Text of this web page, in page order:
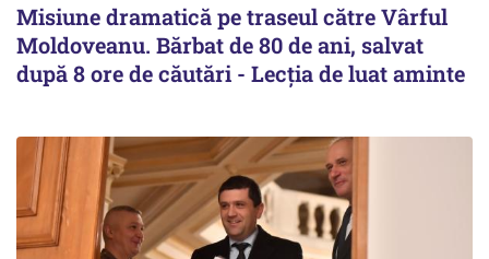
Misiune dramatică pe traseul către Vârful
Moldoveanu. Bărbat de 80 de ani, salvat
după 8 ore de căutări - Lecția de luat aminte